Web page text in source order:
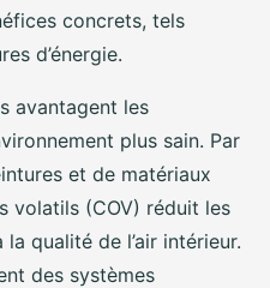
concrets, tels
d’énergie.
avantagent les
plus sain. Par
et de matériaux
volatils (COV) réduit les
qualité de l’air intérieur.
des systèmes